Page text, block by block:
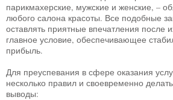
парикмахерские, мужские и женские, –
любого салона красоты. Все подобные
оставлять приятные впечатления после
главное условие, обеспечивающее
прибыль.
Для преуспевания в сфере оказания
несколько правил и своевременно
выводы: